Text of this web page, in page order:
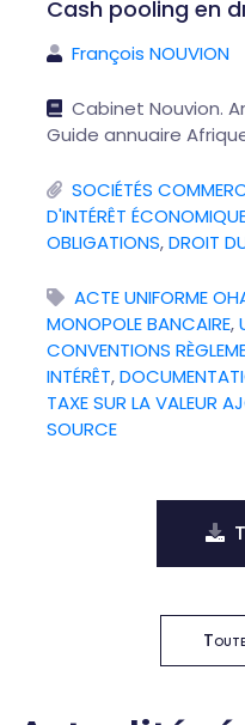
Cash pooling en
François NOUVION
Cabinet Nouvion.
Guide annuaire
SOCIÉTÉS
D'INTÉRÊT
OBLIGATIONS,DROIT
ACTE UNIFORME
MONOPOLE BANCAIRE,
CONVENTIONS
INTÉRÊT,
TAXE SUR LA VALEUR
SOURCE